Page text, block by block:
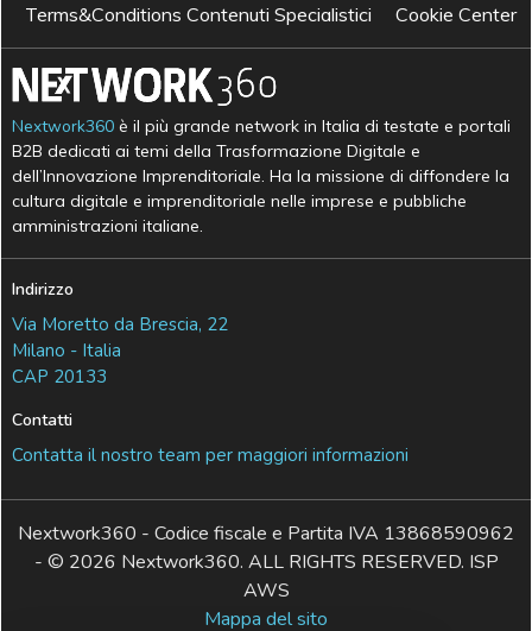
Terms&Conditions Contenuti Specialistici
Cookie Center
Nextwork360 è il più grande network in Italia di testate e portali
B2B dedicati ai temi della Trasformazione Digitale e
dell’Innovazione Imprenditoriale. Ha la missione di diffondere la
cultura digitale e imprenditoriale nelle imprese e pubbliche
amministrazioni italiane.
Indirizzo
Via Moretto da Brescia, 22
Milano - Italia
CAP 20133
Contatti
Contatta il nostro team per maggiori informazioni
Nextwork360 - Codice fiscale e Partita IVA 13868590962
- © 2026 Nextwork360. ALL RIGHTS RESERVED. ISP
AWS
Mappa del sito